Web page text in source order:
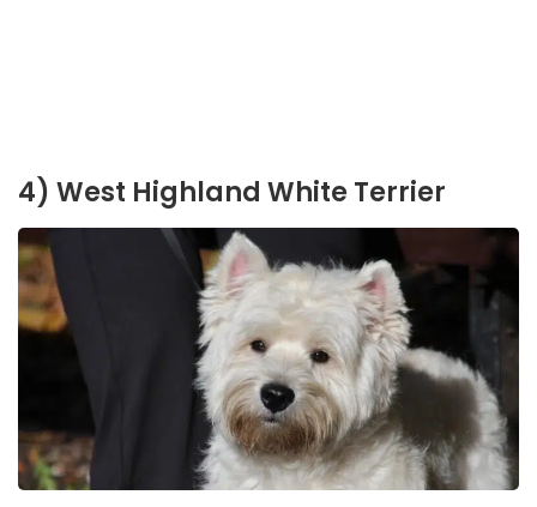
4) West Highland White Terrier